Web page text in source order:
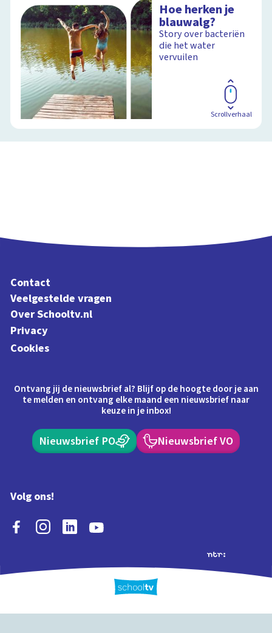
Hoe herken je
blauwalg?
Story over bacteriën
die het water
vervuilen
Scrollverhaal
Contact
Veelgestelde vragen
Over Schooltv.nl
Privacy
Cookies
Ontvang jij de nieuwsbrief al? Blijf op de hoogte door je aan
te melden en ontvang elke maand een nieuwsbrief naar
keuze in je inbox!
Nieuwsbrief PO Nieuwsbrief VO
Volg ons!